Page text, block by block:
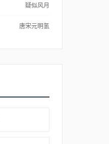
疑似风月
唐宋元明氢